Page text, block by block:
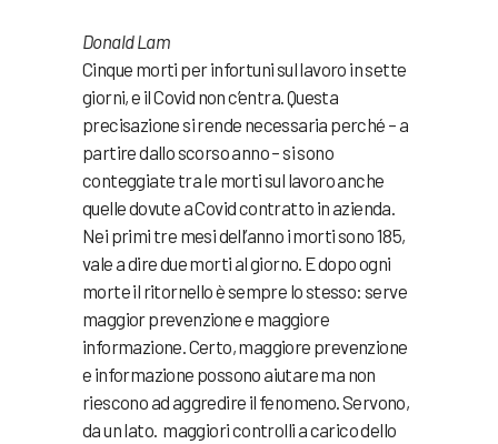
Donald Lam
Cinque morti per infortuni sul lavoro in sette
giorni, e il Covid non c’entra. Questa
precisazione si rende necessaria perché – a
partire dallo scorso anno – si sono
conteggiate tra le morti sul lavoro anche
quelle dovute a Covid contratto in azienda.
Nei primi tre mesi dell’anno i morti sono 185,
vale a dire due morti al giorno. E dopo ogni
morte il ritornello è sempre lo stesso: serve
maggior prevenzione e maggiore
informazione. Certo, maggiore prevenzione
e informazione possono aiutare ma non
riescono ad aggredire il fenomeno. Servono,
da un lato. maggiori controlli a carico dello